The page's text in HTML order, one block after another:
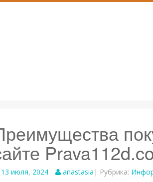
13 июля, 2024 anastasia | Рубрика: